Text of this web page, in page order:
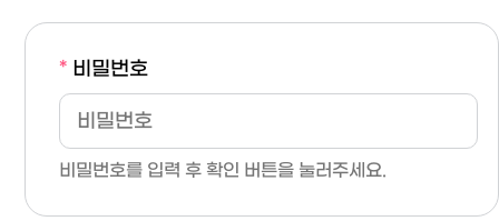
* 비밀번호
비밀번호를 입력 후 확인 버튼을 눌러주세요.